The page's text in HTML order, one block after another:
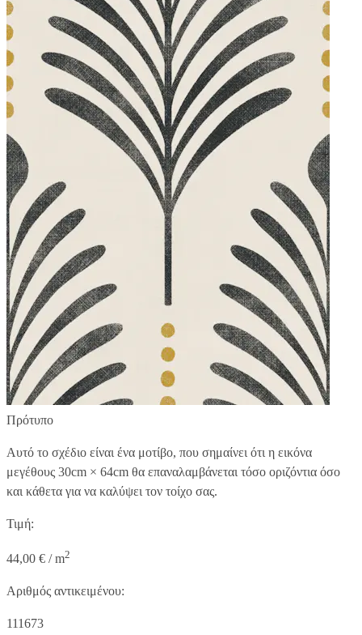
Πρότυπο
Αυτό το σχέδιο είναι ένα μοτίβο, που σημαίνει ότι η εικόνα
μεγέθους 30cm × 64cm θα επαναλαμβάνεται τόσο οριζόντια όσο
και κάθετα για να καλύψει τον τοίχο σας.
Τιμή:
44,00 € / m2
Αριθμός αντικειμένου:
111673